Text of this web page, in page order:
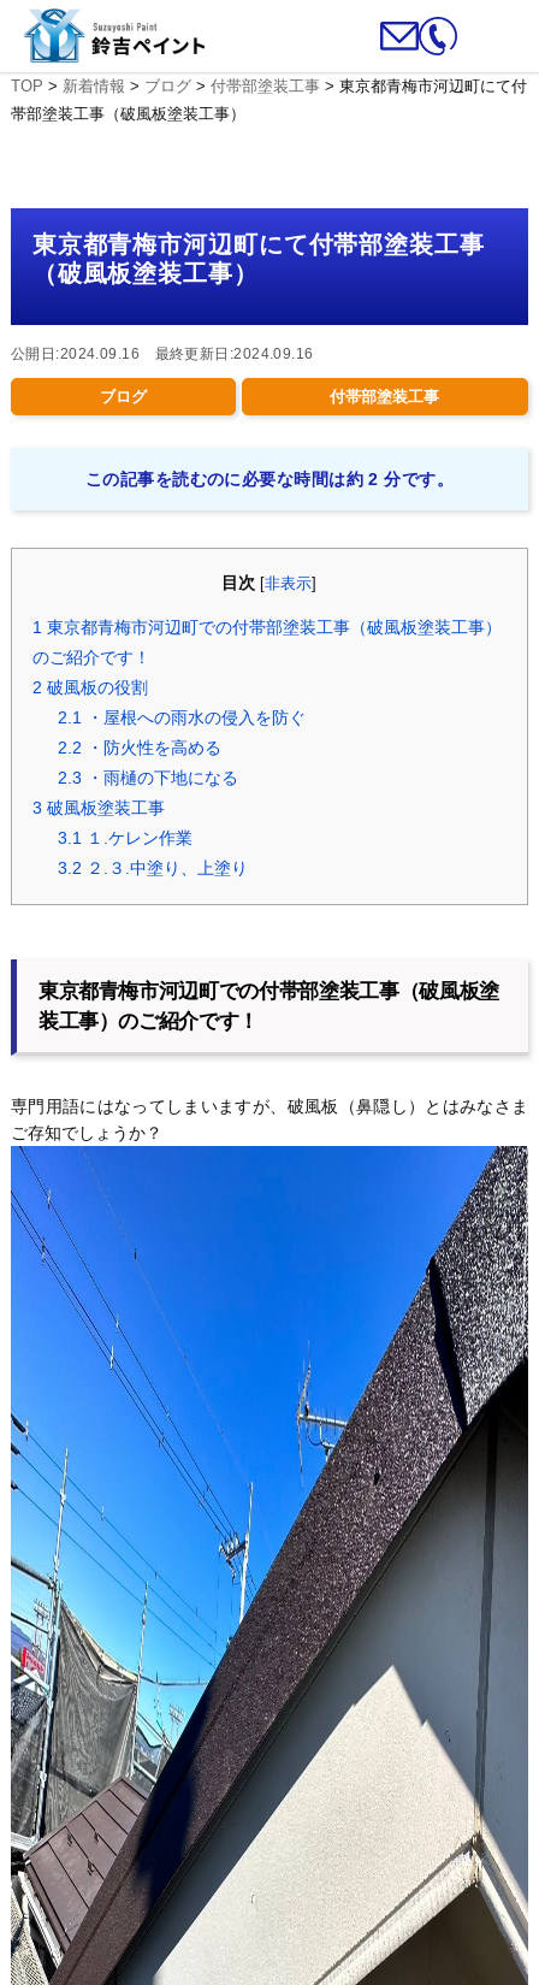
TOP > 新着情報 > ブログ> 付帯部塗装工事> 東京都青梅市河辺町にて付
帯部塗装工事（破風板塗装工事）
東京都青梅市河辺町にて付帯部塗装工事
（破風板塗装工事）
公開日:2024.09.16 最終更新日:2024.09.16
ブログ 付帯部塗装工事
この記事を読むのに必要な時間は約 2 分です。
目次 [非表示
1東京都青梅市河辺町での付帯部塗装工事（破風板塗装工事）
のご紹介です！
2 破風板の役割
2.1・屋根への雨水の侵入を防ぐ
2.2 ・防火性を高める
2.3 ・雨樋の下地になる
3 破風板塗装工事
3.1１.ケレン作業
3.2 ２.３.中塗り、上塗り
東京都青梅市河辺町での付帯部塗装工事（破風板塗
装工事）のご紹介です！
専門用語にはなってしまいますが、破風板（鼻隠し）とはみなさま
ご存知でしょうか？